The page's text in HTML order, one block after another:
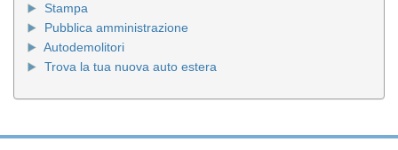
Stampa
Pubblica amministrazione
Autodemolitori
Trova la tua nuova auto estera